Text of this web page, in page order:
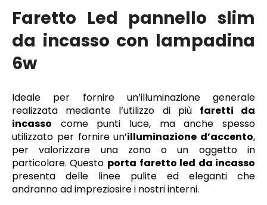
Faretto Led pannello slim
da incasso con lampadina
6w
Ideale per fornire un’illuminazione generale
realizzata mediante l’utilizzo di più faretti da
incasso come punti luce, ma anche spesso
utilizzato per fornire un’illuminazione d’accento,
per valorizzare una zona o un oggetto in
particolare. Questo porta faretto led da incasso
presenta delle linee pulite ed eleganti che
andranno ad impreziosire i nostri interni.